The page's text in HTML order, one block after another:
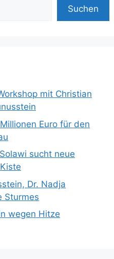
Suchen
mit Christian
Euro für den
sucht neue
Dr. Nadja
Sturmes
wegen Hitze